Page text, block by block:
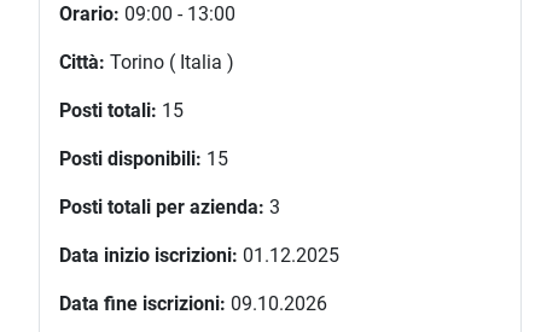
Orario: 09:00 - 13:00
Città: Torino ( Italia )
Posti totali: 15
Posti disponibili: 15
Posti totali per azienda: 3
Data inizio iscrizioni: 01.12.2025
Data fine iscrizioni: 09.10.2026